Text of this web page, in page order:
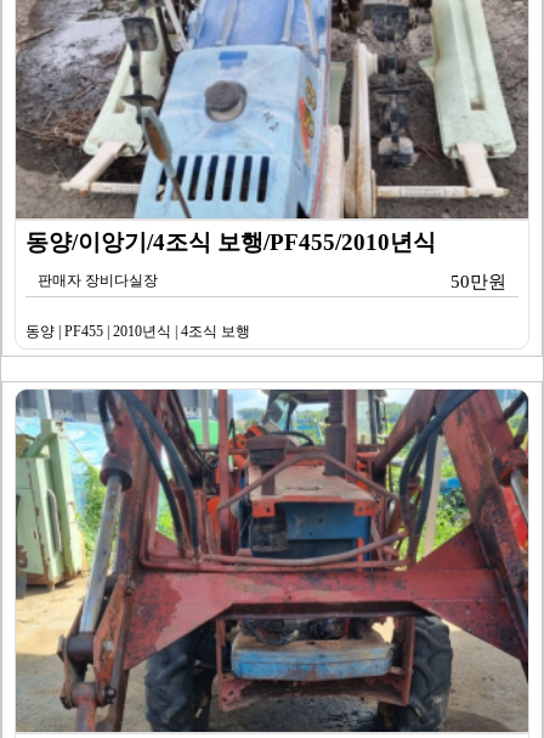
동양/이앙기/4조식 보행/PF455/2010년식
판매자 장비다실장 50만원
동양 | PF455 | 2010년식 | 4조식 보행